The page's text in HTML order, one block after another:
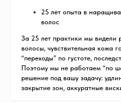
25 лет опыта в
волос
За 25 лет практики мы видели
волосы, чувствительная кожа
“переходы” по густоте,
Поэтому мы не работаем “по
решение под вашу задачу:
закрытие зон, аккуратные